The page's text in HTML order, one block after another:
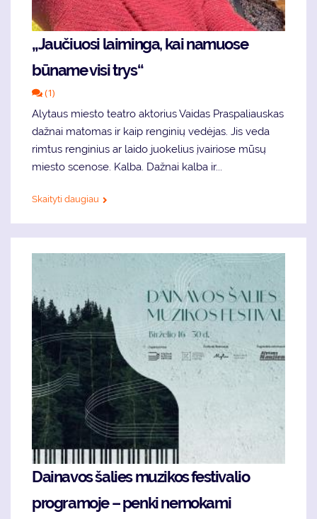
„Jaučiuosi laiminga, kai namuose
būname visi trys“
(1)
Alytaus miesto teatro aktorius Vaidas Praspaliauskas
dažnai matomas ir kaip renginių vedėjas. Jis veda
rimtus renginius ar laido juokelius įvairiose mūsų
miesto scenose. Kalba. Dažnai kalba ir...
Skaityti daugiau
Dainavos šalies muzikos festivalio
programoje – penki nemokami